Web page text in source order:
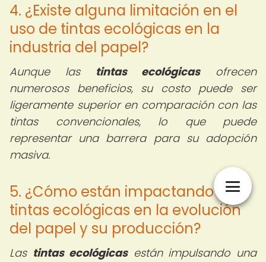
4. ¿Existe alguna limitación en el
uso de tintas ecológicas en la
industria del papel?
Aunque las tintas ecológicasofrecen
numerosos beneficios, su costo puede ser
ligeramente superior en comparación con las
tintas convencionales, lo que puede
representar una barrera para su adopción
masiva.
5. ¿Cómo están impactando las
tintas ecológicas en la evolución
del papel y su producción?
Las tintas ecológicasestán impulsando una